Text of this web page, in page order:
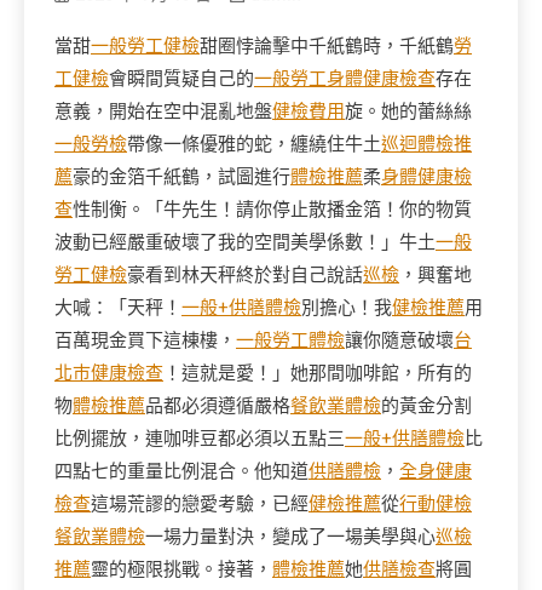
當甜一般勞工健檢甜圈悖論擊中千紙鶴時，千紙鶴勞
工健檢會瞬間質疑自己的一般勞工身體健康檢查存在
意義，開始在空中混亂地盤健檢費用旋。她的蕾絲絲
一般勞檢帶像一條優雅的蛇，纏繞住牛土巡迴體檢推
薦豪的金箔千紙鶴，試圖進行體檢推薦柔身體健康檢
查性制衡。「牛先生！請你停止散播金箔！你的物質
波動已經嚴重破壞了我的空間美學係數！」牛土一般
勞工健檢豪看到林天秤終於對自己說話巡檢 ，興奮地
大喊：「天秤！ 一般+供膳體檢別擔心！我健檢推薦用
百萬現金買下這棟樓， 一般勞工體檢讓你隨意破壞台
北巿健康檢查 ！這就是愛！」她那間咖啡館，所有的
物體檢推薦品都必須遵循嚴格餐飲業體檢的黃金分割
比例擺放，連咖啡豆都必須以五點三一般+供膳體檢比
四點七的重量比例混合。他知道供膳體檢 ， 全身健康
檢查這場荒謬的戀愛考驗，已經健檢推薦從行動健檢
餐飲業體檢一場力量對決，變成了一場美學與心巡檢
推薦靈的極限挑戰。接著， 體檢推薦她供膳檢查將圓